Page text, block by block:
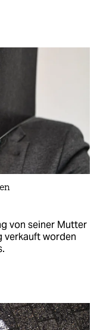
von seiner Mutter
verkauft worden